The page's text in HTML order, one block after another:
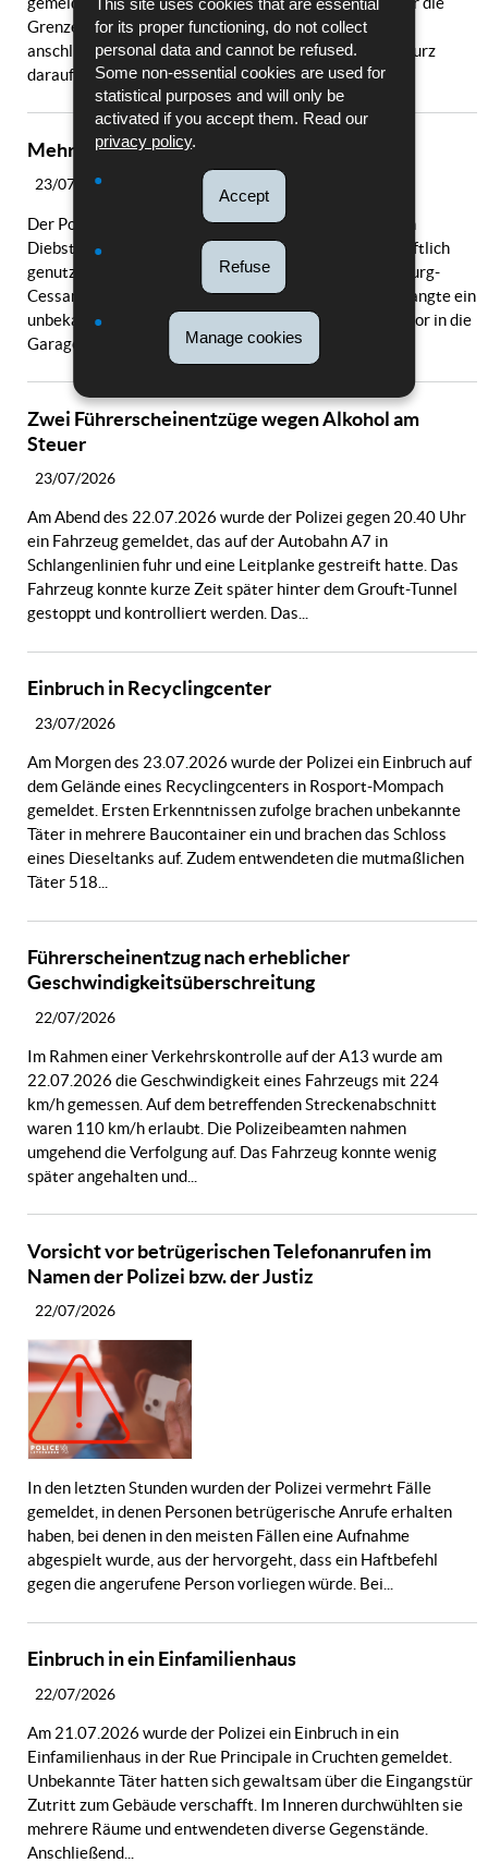
for its proper functioning, do not collect
personal data and cannot be refused.
Some non-essential cookies are used for
statistical purposes and will only be
activated if you accept them. Read our
privacy policy.
Accept
Refuse
Manage cookies
Grenze nach Luxemburg flüchteten. Im Rahmen der
anschließenden Fahndung konnten zwei Verdächtige kurz
darauf in...
Mehrere Diebstähle in Luxemburg-Stadt
23/07/2026
Der Polizei wurde am 22.07.2026 gegen 15:00 Uhr ein
Diebstahl eines Elektrofahrrads aus einer gemeinschaftlich
genutzten Garage in der Rue de Cessange in Luxembourg-
Cessange gemeldet. Ersten Erkenntnissen zufolge gelangte ein
unbekannter Täter durch ein offenstehendes Garagentor in die
Garage. Neben...
Zwei Führerscheinentzüge wegen Alkohol am
Steuer
23/07/2026
Am Abend des 22.07.2026 wurde der Polizei gegen 20.40 Uhr
ein Fahrzeug gemeldet, das auf der Autobahn A7 in
Schlangenlinien fuhr und eine Leitplanke gestreift hatte. Das
Fahrzeug konnte kurze Zeit später hinter dem Grouft-Tunnel
gestoppt und kontrolliert werden. Das...
Einbruch in Recyclingcenter
23/07/2026
Am Morgen des 23.07.2026 wurde der Polizei ein Einbruch auf
dem Gelände eines Recyclingcenters in Rosport-Mompach
gemeldet. Ersten Erkenntnissen zufolge brachen unbekannte
Täter in mehrere Baucontainer ein und brachen das Schloss
eines Dieseltanks auf. Zudem entwendeten die mutmaßlichen
Täter 518...
Führerscheinentzug nach erheblicher
Geschwindigkeitsüberschreitung
22/07/2026
Im Rahmen einer Verkehrskontrolle auf der A13 wurde am
22.07.2026 die Geschwindigkeit eines Fahrzeugs mit 224
km/h gemessen. Auf dem betreffenden Streckenabschnitt
waren 110 km/h erlaubt. Die Polizeibeamten nahmen
umgehend die Verfolgung auf. Das Fahrzeug konnte wenig
später angehalten und...
Vorsicht vor betrügerischen Telefonanrufen im
Namen der Polizei bzw. der Justiz
22/07/2026
In den letzten Stunden wurden der Polizei vermehrt Fälle
gemeldet, in denen Personen betrügerische Anrufe erhalten
haben, bei denen in den meisten Fällen eine Aufnahme
abgespielt wurde, aus der hervorgeht, dass ein Haftbefehl
gegen die angerufene Person vorliegen würde. Bei...
Einbruch in ein Einfamilienhaus
22/07/2026
Am 21.07.2026 wurde der Polizei ein Einbruch in ein
Einfamilienhaus in der Rue Principale in Cruchten gemeldet.
Unbekannte Täter hatten sich gewaltsam über die Eingangstür
Zutritt zum Gebäude verschafft. Im Inneren durchwühlten sie
mehrere Räume und entwendeten diverse Gegenstände.
Anschließend...